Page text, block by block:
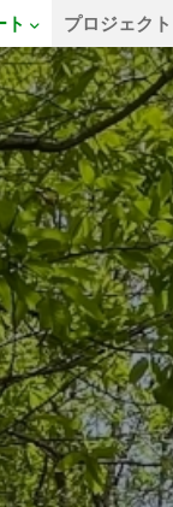
ト プロジェクト